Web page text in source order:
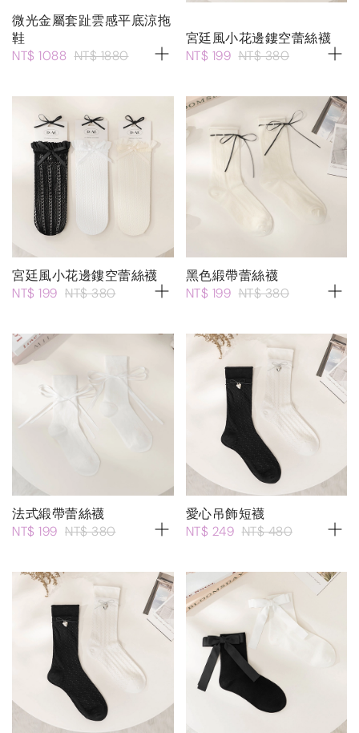
微光金屬套趾雲感平底涼拖
鞋
NT$ 1088 NT$ 1880
宮廷風小花邊鏤空蕾絲襪
NT$ 199 NT$ 380
宮廷風小花邊鏤空蕾絲襪
NT$ 199 NT$ 380
黑色緞帶蕾絲襪
NT$ 199 NT$ 380
法式緞帶蕾絲襪
NT$ 199 NT$ 380
愛心吊飾短襪
NT$ 249 NT$ 480